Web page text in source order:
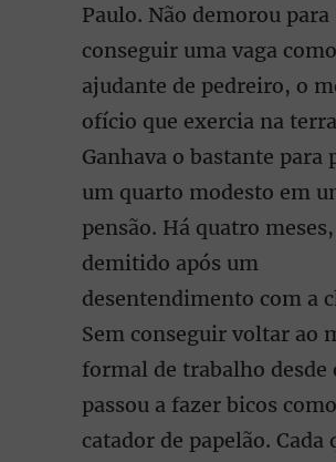
Paulo. Não demorou para
conseguir uma vaga como
ajudante de pedreiro, o
ofício que exercia na
Ganhava o bastante para
um quarto modesto em
pensão. Há quatro
demitido após um
desentendimento com a
Sem conseguir voltar ao
formal de trabalho desde
passou a fazer bicos como
catador de papelão. Cada